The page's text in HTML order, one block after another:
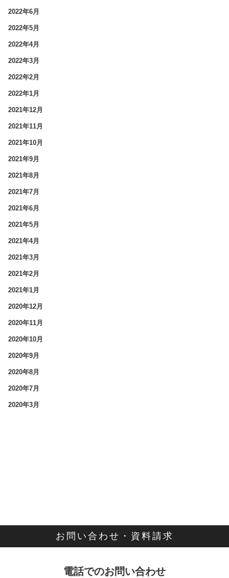
2022年6月
2022年5月
2022年4月
2022年3月
2022年2月
2022年1月
2021年12月
2021年11月
2021年10月
2021年9月
2021年8月
2021年7月
2021年6月
2021年5月
2021年4月
2021年3月
2021年2月
2021年1月
2020年12月
2020年11月
2020年10月
2020年9月
2020年8月
2020年7月
2020年3月
お問い合わせ・資料請求
電話でのお問い合わせ